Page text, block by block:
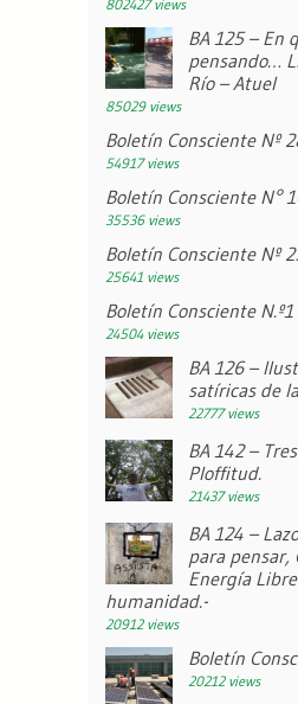
802427 views
BA 125 – En
pensando…
Río – Atuel
85029 views
Boletín Consciente Nº
54917 views
Boletín Consciente N°
35536 views
Boletín Consciente Nº
25641 views
Boletín Consciente N.º1
24504 views
BA 126 –
satíricas de
22777 views
BA 142 –
Ploffitud.
21437 views
BA 124 –
para pensar,
Energía
humanidad.-
20912 views
Boletín
20212 views